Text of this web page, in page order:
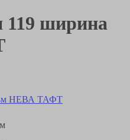
119 ширина